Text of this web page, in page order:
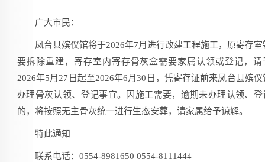
广大市民：
凤台县殡仪馆将于2026年7月进行改建工程施工，原寄存室
要拆除重建，寄存室内寄存骨灰盒需要家属认领或登记，请
2026年5月27日起至2026年6月30日，凭寄存证前来凤台县殡仪
办理骨灰认领、登记事宜。因施工需要，逾期未办理认领、登
的，将按照无主骨灰统一进行生态安葬，请家属给予谅解。
特此通知
联系电话：0554-8981650 0554-8111444